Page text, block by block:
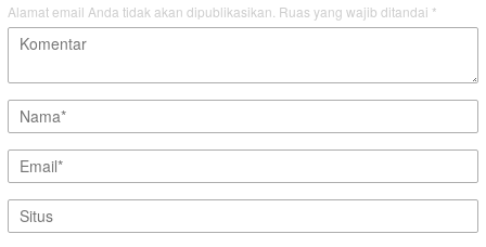
Alamat email Anda tidak akan dipublikasikan. Ruas yang wajib ditandai *